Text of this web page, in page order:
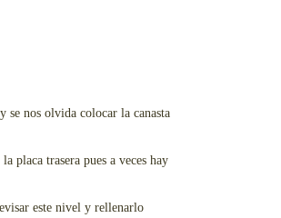
se nos olvida colocar la canasta
placa trasera pues a veces hay
este nivel y rellenarlo